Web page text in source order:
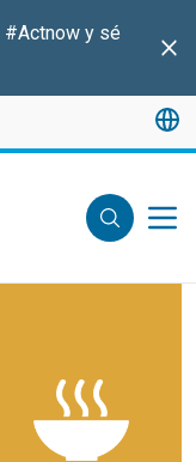
#Actnowy sé